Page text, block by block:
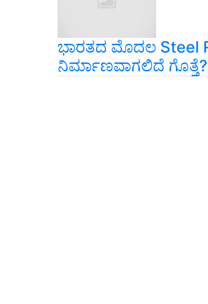
ಭಾರತದ ಮೊದಲ Steel
ನಿರ್ಮಾಣವಾಗಲಿದೆ ಗೊತ್ತೆ?